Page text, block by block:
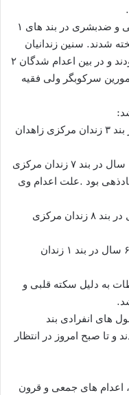
روز یکشنبه ۱۶ آذر ماه در یک اعدام جمعی و ضدبشری در بند های ۱
شدند. سنین زندانیان
اعدام شده امروز بین ۲۳ الی ۳۵ ساله بودند و در بین اعدام شدگان ۲
سرکوبگر ولی فقیه
۱ـ عطالله گمشاد زهی حدودا ۳۰ ساله از بند ۳ زندان مرکزی زاهدان
۲ ـ محمد گمشادزهی ۲۵ ساله به مدت ۱ سال در بند ۷ زندان مرکزی
بود .علت اعدام وی
۳ ـ عزیز سارانی ۳۰ ساله به مدت ۹ سال در بند ۸ زندان مرکزی
۴ ـ محسن پیری حدودا ۲۳ ساله به مدت ۶ سال در بند ۱ زندان
به دلیل سکته قلبی و
های انفرادی بند
و تا صبح امروز در انتظار
اعدام های جمعی و قرون